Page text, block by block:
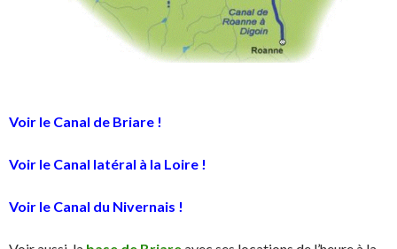
Voir le Canal de Briare !
Voir le Canal latéral à la Loire !
Voir le Canal du Nivernais !